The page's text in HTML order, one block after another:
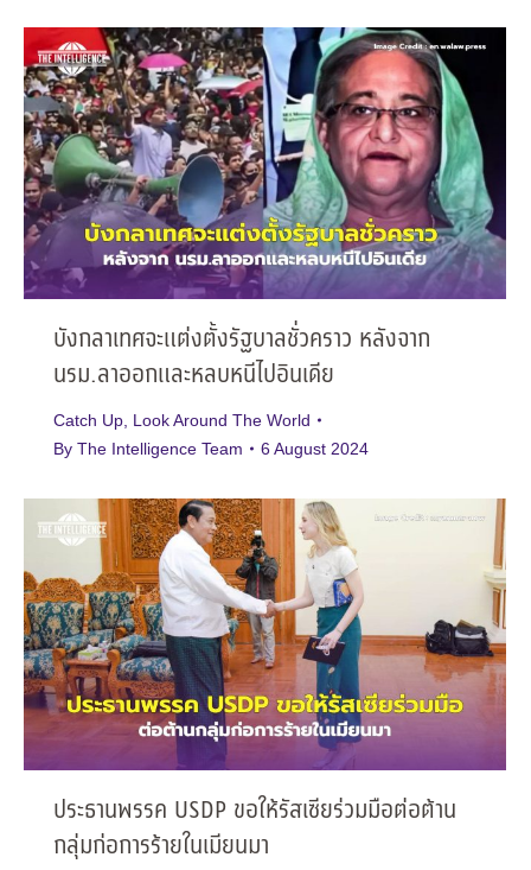
บังกลาเทศจะแต่งตั้งรัฐบาลชั่วคราว หลังจาก
นรม.ลาออกและหลบหนีไปอินเดีย
Catch Up Look Around The World
By The Intelligence Team 6 August 2024
ประธานพรรค USDP ขอให้รัสเซียร่วมมือต่อต้าน
กลุ่มก่อการร้ายในเมียนมา